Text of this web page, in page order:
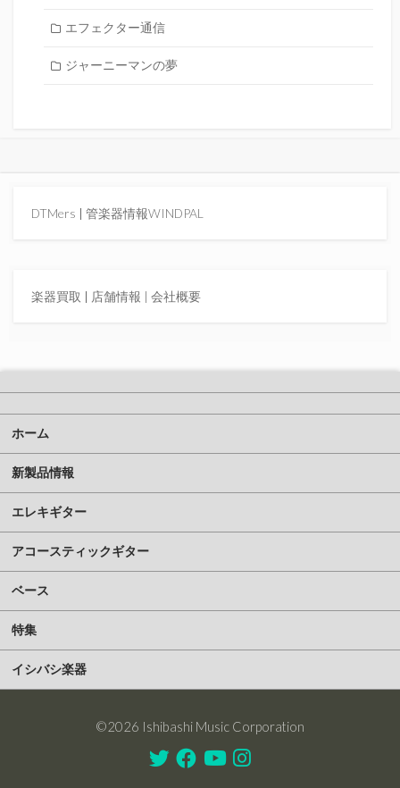
エフェクター通信
ジャーニーマンの夢
DTMers | 管楽器情報WINDPAL
楽器買取 | 店舗情報 | 会社概要
ホーム
新製品情報
エレキギター
アコースティックギター
ベース
特集
イシバシ楽器
©2026 Ishibashi Music Corporation
TwitterFacebook
YoutubeInstagram